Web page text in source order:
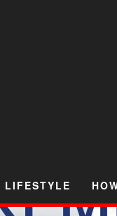
LIFESTYLE